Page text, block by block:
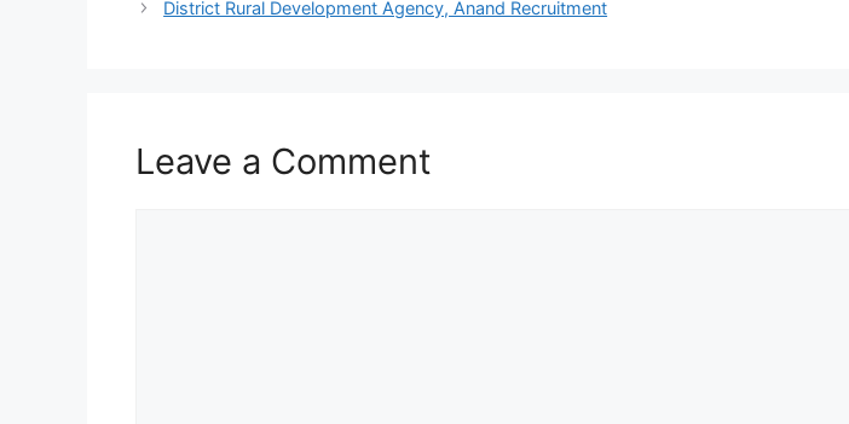
District Rural Development Agency, Anand Recruitment
Leave a Comment